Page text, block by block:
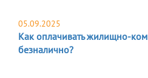
05.09.2025
Как оплачивать жилищно-
безналично?